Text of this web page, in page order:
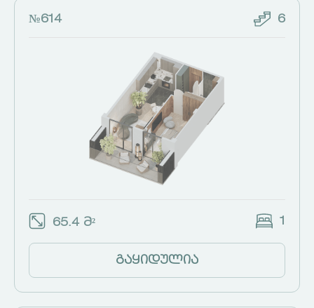
№614 6
65.4 მ² 1
გაყიდულია